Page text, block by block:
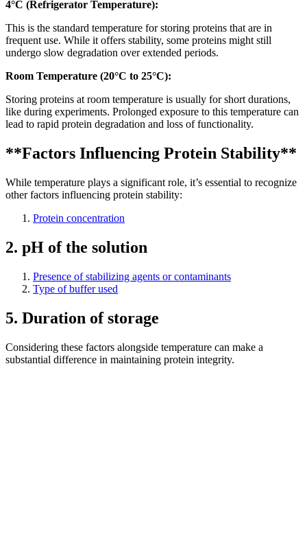
4°C (Refrigerator Temperature):
This is the standard temperature for storing proteins that are in
frequent use. While it offers stability, some proteins might still
undergo slow degradation over extended periods.
Room Temperature (20°C to 25°C):
Storing proteins at room temperature is usually for short durations,
like during experiments. Prolonged exposure to this temperature can
lead to rapid protein degradation and loss of functionality.
**Factors Influencing Protein Stability**
While temperature plays a significant role, it’s essential to recognize
other factors influencing protein stability:
Protein concentration
2. pH of the solution
Presence of stabilizing agents or contaminants
Type of buffer used
5. Duration of storage
Considering these factors alongside temperature can make a
substantial difference in maintaining protein integrity.